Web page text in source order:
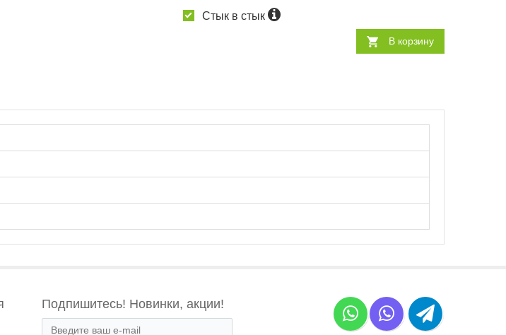
Стык в стык
В корзину
Подпишитесь! Новинки, акции!